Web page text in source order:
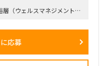
（ウェルスマネジメント）
ず、組織再編、営業プロセス
とが本プロジェクトの最大
応募